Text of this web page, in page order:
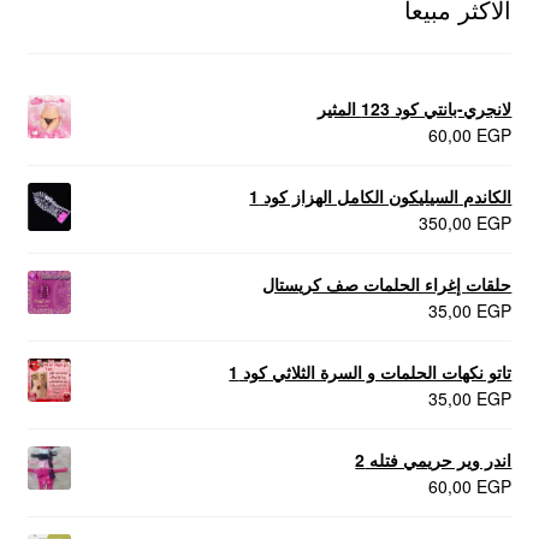
الاكثر مبيعا
لانجري-بانتي كود 123 المثير
60,00 EGP
الكاندم السيليكون الكامل الهزاز كود 1
350,00 EGP
حلقات إغراء الحلمات صف كريستال
35,00 EGP
تاتو نكهات الحلمات و السرة الثلاثي كود 1
35,00 EGP
اندر وير حريمي فتله 2
60,00 EGP